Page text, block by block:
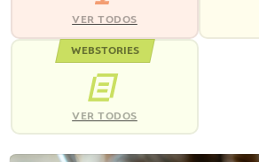
VER TODOS
WEBSTORIES
VER TODOS